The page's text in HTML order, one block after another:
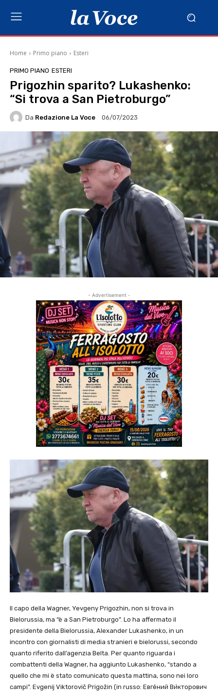
Home Primo piano Esteri
PRIMO PIANO ESTERI
Prigozhin sparito? Lukashenko:
“Si trova a San Pietroburgo”
Da Redazione La Voce 06/07/2023
- Advertisement -
Il capo della Wagner, Yevgeny Prigozhin, non si trova in
Bielorussia, ma “è a San Pietroburgo”. Lo ha affermato il
presidente della Bielorussia, Alexander Lukashenko, in un
incontro con giornalisti di media stranieri e bielorussi, secondo
quanto riferito dall’agenzia Belta. Per quanto riguarda i
combattenti della Wagner, ha aggiunto Lukashenko, “stando a
quello che mi è stato comunicato questa mattina, sono nei loro
campi”. Evgenij Viktorovič Prigožin (in russo: Евге́ний Ви́кторович